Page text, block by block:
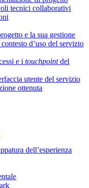
tecnici collaborativi
e la sua gestione
d’uso del servizio
e i touchpointdel
utente del servizio
ottenuta
dell’esperienza